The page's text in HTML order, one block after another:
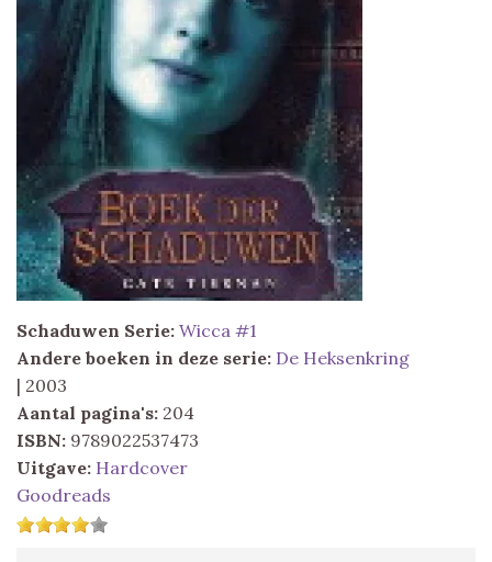
Schaduwen Serie: Wicca #1
Andere boeken in deze serie: De Heksenkring
| 2003
Aantal pagina's: 204
ISBN: 9789022537473
Uitgave: Hardcover
Goodreads